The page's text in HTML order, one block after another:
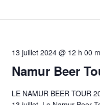
13 juillet 2024 @ 12 h 00
Namur Beer
LE NAMUR BEER TOUR